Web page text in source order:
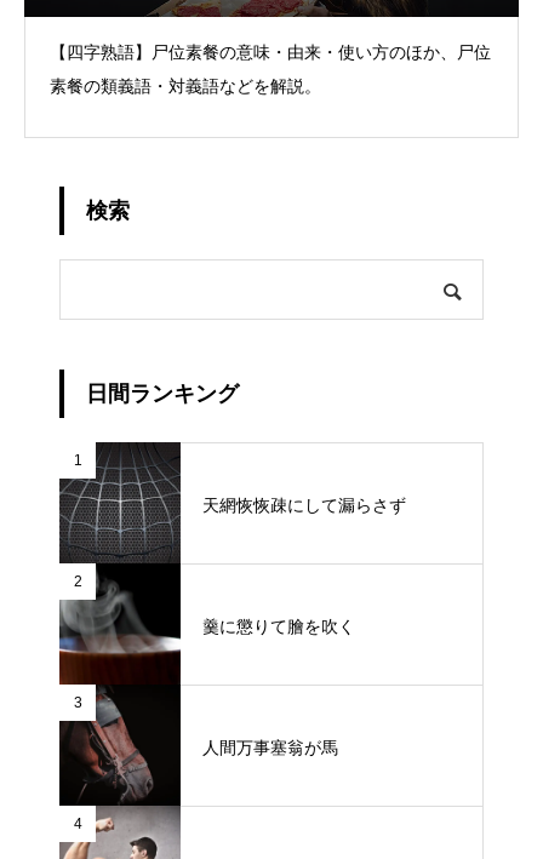
【四字熟語】尸位素餐の意味・由来・使い方のほか、尸位
素餐の類義語・対義語などを解説。
検索
日間ランキング
1
天網恢恢疎にして漏らさず
2
羹に懲りて膾を吹く
3
人間万事塞翁が馬
4